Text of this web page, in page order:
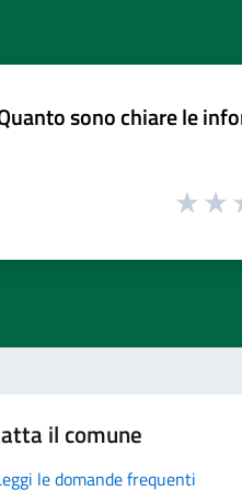
sono chiare le
il comune
le domande frequenti